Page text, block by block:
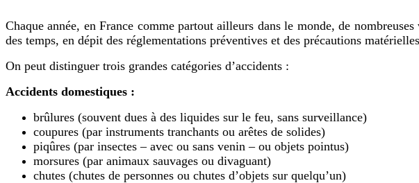
Chaque année, en France comme partout ailleurs dans le monde, de
des temps, en dépit des réglementations préventives et des précautions
On peut distinguer trois grandes catégories d’accidents :
Accidents domestiques :
brûlures (souvent dues à des liquides sur le feu, sans surveillance)
coupures (par instruments tranchants ou arêtes de solides)
piqûres (par insectes – avec ou sans venin – ou objets pointus)
morsures (par animaux sauvages ou divaguant)
chutes (chutes de personnes ou chutes d’objets sur quelqu’un)